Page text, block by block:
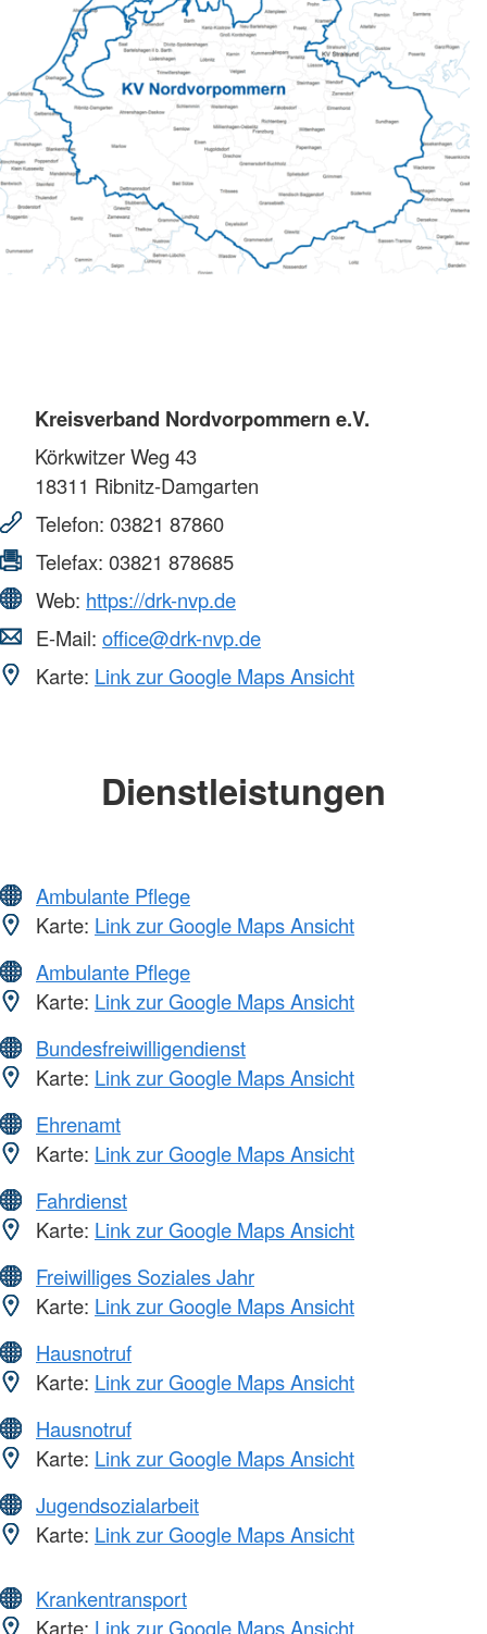
Kreisverband Nordvorpommern e.V.
Körkwitzer Weg 43
18311 Ribnitz-Damgarten
Telefon: 03821 87860
Telefax: 03821 878685
Web: https://drk-nvp.de
E-Mail: office@drk-nvp.de
Karte: Link zur Google Maps Ansicht
Dienstleistungen
Ambulante Pflege
Karte: Link zur Google Maps Ansicht
Ambulante Pflege
Karte: Link zur Google Maps Ansicht
Bundesfreiwilligendienst
Karte: Link zur Google Maps Ansicht
Ehrenamt
Karte: Link zur Google Maps Ansicht
Fahrdienst
Karte: Link zur Google Maps Ansicht
Freiwilliges Soziales Jahr
Karte: Link zur Google Maps Ansicht
Hausnotruf
Karte: Link zur Google Maps Ansicht
Hausnotruf
Karte: Link zur Google Maps Ansicht
Jugendsozialarbeit
Karte: Link zur Google Maps Ansicht
Krankentransport
Karte: Link zur Google Maps Ansicht